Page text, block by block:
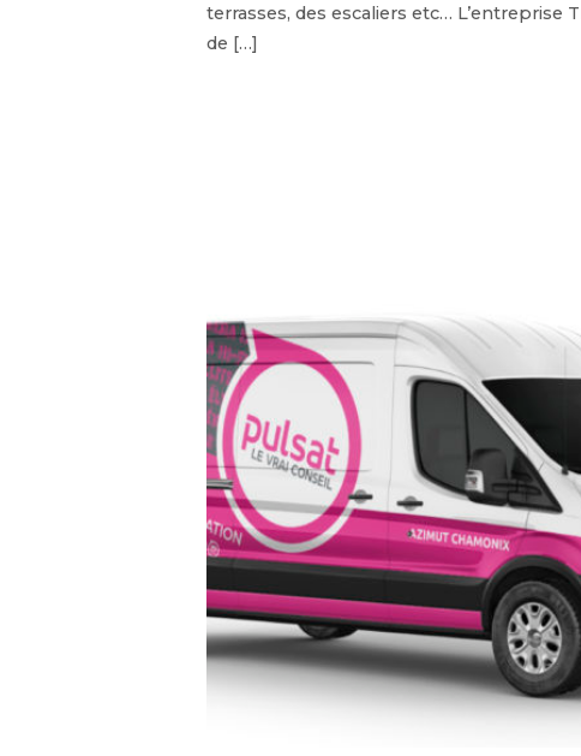
terrasses, des escaliers etc…
de […]